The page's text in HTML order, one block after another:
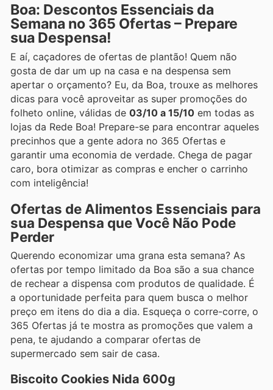
Boa: Descontos Essenciais da
Semana no 365 Ofertas – Prepare
sua Despensa!
E aí, caçadores de ofertas de plantão! Quem não
gosta de dar um up na casa e na despensa sem
apertar o orçamento? Eu, da Boa, trouxe as melhores
dicas para você aproveitar as super promoções do
folheto online, válidas de 03/10 a 15/10 em todas as
lojas da Rede Boa! Prepare-se para encontrar aqueles
precinhos que a gente adora no 365 Ofertas e
garantir uma economia de verdade. Chega de pagar
caro, bora otimizar as compras e encher o carrinho
com inteligência!
Ofertas de Alimentos Essenciais para
sua Despensa que Você Não Pode
Perder
Querendo economizar uma grana esta semana? As
ofertas por tempo limitado da Boa são a sua chance
de rechear a dispensa com produtos de qualidade. É
a oportunidade perfeita para quem busca o melhor
preço em itens do dia a dia. Esqueça o corre-corre, o
365 Ofertas já te mostra as promoções que valem a
pena, te ajudando a comparar ofertas de
supermercado sem sair de casa.
Biscoito Cookies Nida 600g